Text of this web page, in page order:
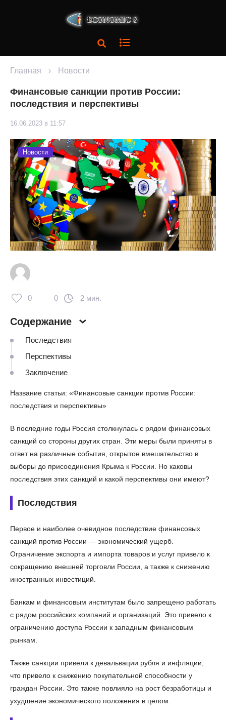
Главная › Новости
Финансовые санкции против России:
последствия и перспективы
16.06.2023 в 11:57
Новости
0 0 2 мин.
Содержание
Последствия
Перспективы
Заключение
Название статьи: «Финансовые санкции против России:
последствия и перспективы»
В последние годы Россия столкнулась с рядом финансовых
санкций со стороны других стран. Эти меры были приняты в
ответ на различные события, открытое вмешательство в
выборы до присоединения Крыма к России. Но каковы
последствия этих санкций и какой перспективы они имеют?
Последствия
Первое и наиболее очевидное последствие финансовых
санкций против России — экономический ущерб.
Ограничение экспорта и импорта товаров и услуг привело к
сокращению внешней торговли России, а также к снижению
иностранных инвестиций.
Банкам и финансовым институтам было запрещено работать
с рядом российских компаний и организаций. Это привело к
ограничению доступа России к западным финансовым
рынкам.
Также санкции привели к девальвации рубля и инфляции,
что привело к снижению покупательной способности у
граждан России. Это также повлияло на рост безработицы и
ухудшение экономического положения в целом.